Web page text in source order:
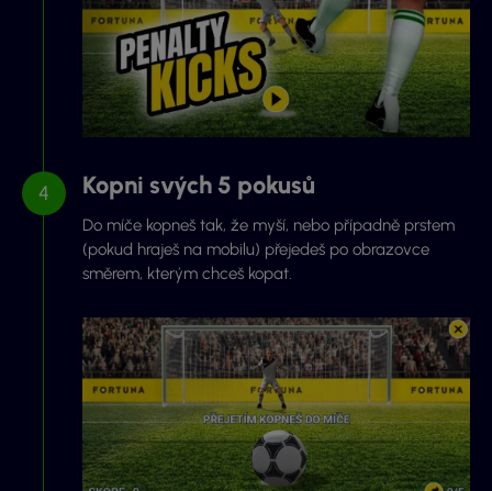
Kopni svých 5 pokusů
Do míče kopneš tak, že myší, nebo případně prstem
(pokud hraješ na mobilu) přejedeš po obrazovce
směrem, kterým chceš kopat.